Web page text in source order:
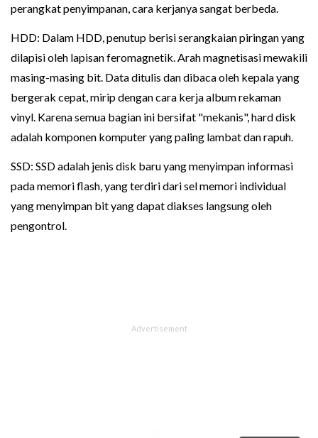
perangkat penyimpanan, cara kerjanya sangat berbeda.
HDD: Dalam HDD, penutup berisi serangkaian piringan yang
dilapisi oleh lapisan feromagnetik. Arah magnetisasi mewakili
masing-masing bit. Data ditulis dan dibaca oleh kepala yang
bergerak cepat, mirip dengan cara kerja album rekaman
vinyl. Karena semua bagian ini bersifat "mekanis", hard disk
adalah komponen komputer yang paling lambat dan rapuh.
SSD: SSD adalah jenis disk baru yang menyimpan informasi
pada memori flash, yang terdiri dari sel memori individual
yang menyimpan bit yang dapat diakses langsung oleh
pengontrol.